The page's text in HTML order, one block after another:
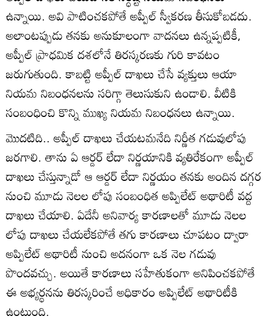
ఉన్నాయి. అవి పాటించకపోతే అప్పీల్‌ స్వీకరణ తీసుకోబడదు.
అలాంటప్పుడు తనకు అనుకూలంగా వాదనలు ఉన్నప్పటికీ,
అప్పీల్‌ ప్రాధమిక దశలోనే తిరస్కరణకు గురి కావటం
జరుగుతుంది. కాబట్టి అప్పీల్‌ దాఖలు చేసే వ్యక్తులు ఆయా
నియమ నిబంధనలను సరిగ్గా తెలుసుకుని ఉండాలి. వీటికి
సంబంధించి కొన్ని ముఖ్య నియమ నిబంధనలు ఉన్నాయి.
మొదటిది.. అప్పీల్‌ దాఖలు చేయటమనేది నిర్ణీత గడువులోపు
జరగాలి. తాను ఏ ఆర్డర్‌ లేదా నిర్ణయానికి వ్యతిరేకంగా అప్పీల్‌
దాఖలు చేస్తున్నాడో ఆ ఆర్డర్‌ లేదా నిర్ణయం తనకు అందిన దగ్గర
నుంచి మూడు నెలల లోపు సంబంధిత అప్పిలేట్‌ అథారిటీ వద్ద
దాఖలు చేయాలి. ఏదేనీ అనివార్య కారణాలతో మూడు నెలల
లోపు దాఖలు చేయలేకపోతే తగు కారణాలు చూపటం ద్వారా
అప్పిలేట్‌ అథారిటీ నుంచి అదనంగా ఒక నెల గడువు
పొందవచ్చు. అయితే కారణాలు సహేతుకంగా అనిపించకపోతే
ఈ అభ్యర్ధనను తిరస్కరించే అధికారం అప్పిలేట్‌ అథారిటీకి
ఉంటుంది.